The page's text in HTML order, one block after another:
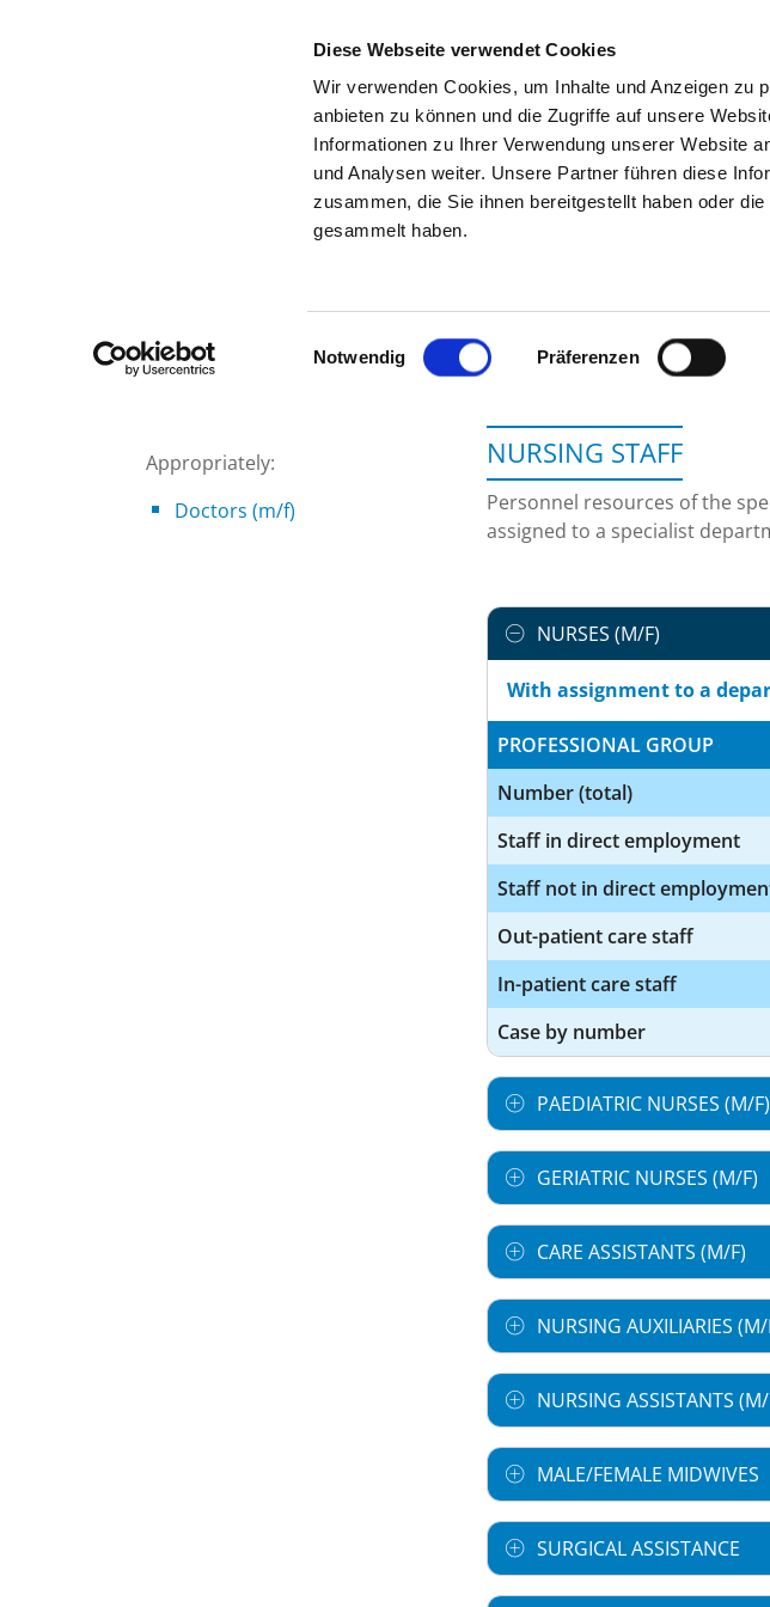
Diese Webseite verwendet Cookies
Wir verwenden Cookies, um Inhalte und Anzeigen zu
anbieten zu können und die Zugriffe auf unsere
Informationen zu Ihrer Verwendung unserer Website
und Analysen weiter. Unsere Partner führen diese
zusammen, die Sie ihnen bereitgestellt haben oder
gesammelt haben.
Einwilligungsauswahl
Notwendig Präferenzen
To the specialist department
Appropriately:
Doctors (m/f)
NURSING STAFF
Personnel resources of the
assigned to a specialist
NURSES (M/F)
With assignment to a
PROFESSIONAL GROUP
Number (total)
Staff in direct employment
Staff not in direct
Out-patient care staff
In-patient care staff
Case by number
PAEDIATRIC NURSES (M/F)
GERIATRIC NURSES (M/F)
CARE ASSISTANTS (M/F)
NURSING AUXILIARIES (M/
NURSING ASSISTANTS
MALE/FEMALE MIDWIVES
SURGICAL ASSISTANCE